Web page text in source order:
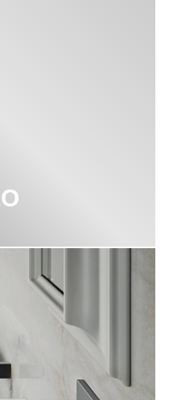
GESSI
GESSI
GESSI
GESSI